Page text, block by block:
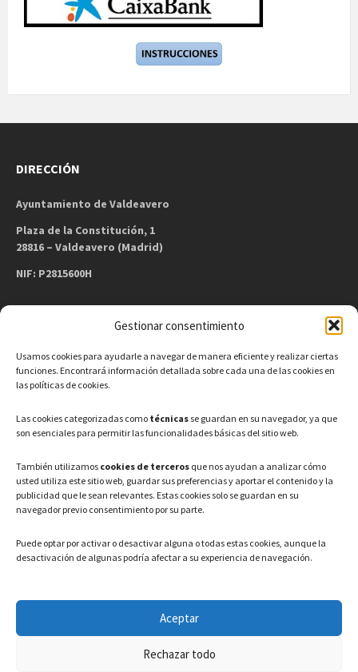
Gestionar consentimiento
Usamos cookies para ayudarle a navegar de manera eficiente y realizar ciertas
funciones. Encontrará información detallada sobre cada una de las cookies en
las políticas de cookies.
Las cookies categorizadas como técnicas se guardan en su navegador, ya que
son esenciales para permitir las funcionalidades básicas del sitio web.
También utilizamos cookies de terceros que nos ayudan a analizar cómo
usted utiliza este sitio web, guardar sus preferencias y aportar el contenido y la
publicidad que le sean relevantes. Estas cookies solo se guardan en su
navegador previo consentimiento por su parte.
Puede optar por activar o desactivar alguna o todas estas cookies, aunque la
desactivación de algunas podría afectar a su experiencia de navegación.
Aceptar
Rechazar todo
DIRECCIÓN
Ayuntamiento de Valdeavero
Plaza de la Constitución, 1
28816 – Valdeavero (Madrid)
NIF: P2815600H
Teléfono: 91 886 44 62
Correo Electrónico:
HORARIO
Lunes a Viernes: 08:00h – 15:00h
LEGAL
Política de privacidad–Aviso Legal–Política de cookies
Registro de actividades de Tratamiento